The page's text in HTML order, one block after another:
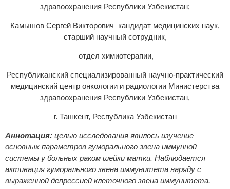
здравоохранения Республики Узбекистан;
Камышов Сергей Викторович–кандидат медицинских наук,
старший научный сотрудник,
отдел химиотерапии,
Республиканский специализированный научно-практический
медицинский центр онкологии и радиологии Министерства
здравоохранения Республики Узбекистан,
г. Ташкент, Республика Узбекистан
Аннотация: целью исследования явилось изучение
основных параметров гуморального звена иммунной
системы у больных раком шейки матки. Наблюдается
активация гуморального звена иммунитета наряду с
выраженной депрессией клеточного звена иммунитета.